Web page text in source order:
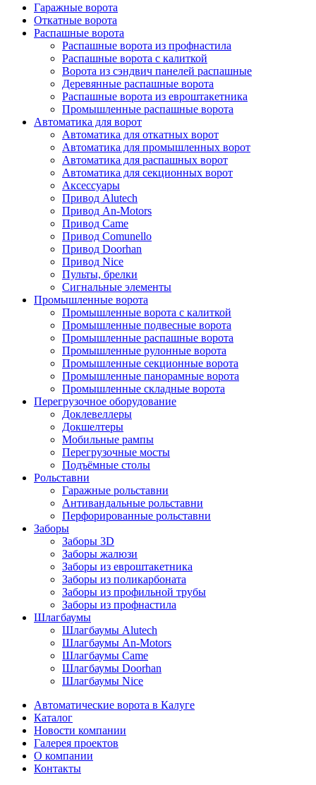
Гаражные ворота
Откатные ворота
Распашные ворота
Распашные ворота из профнастила
Распашные ворота с калиткой
Ворота из сэндвич панелей распашные
Деревянные распашные ворота
Распашные ворота из евроштакетника
Промышленные распашные ворота
Автоматика для ворот
Автоматика для откатных ворот
Автоматика для промышленных ворот
Автоматика для распашных ворот
Автоматика для секционных ворот
Аксессуары
Привод Alutech
Привод An-Motors
Привод Came
Привод Comunello
Привод Doorhan
Привод Nice
Пульты, брелки
Сигнальные элементы
Промышленные ворота
Промышленные ворота с калиткой
Промышленные подвесные ворота
Промышленные распашные ворота
Промышленные рулонные ворота
Промышленные секционные ворота
Промышленные панорамные ворота
Промышленные складные ворота
Перегрузочное оборудование
Доклевеллеры
Докшелтеры
Мобильные рампы
Перегрузочные мосты
Подъёмные столы
Рольставни
Гаражные рольставни
Антивандальные рольставни
Перфорированные рольставни
Заборы
Заборы 3D
Заборы жалюзи
Заборы из евроштакетника
Заборы из поликарбоната
Заборы из профильной трубы
Заборы из профнастила
Шлагбаумы
Шлагбаумы Alutech
Шлагбаумы An-Motors
Шлагбаумы Came
Шлагбаумы Doorhan
Шлагбаумы Nice
Автоматические ворота в Калуге
Каталог
Новости компании
Галерея проектов
О компании
Контакты